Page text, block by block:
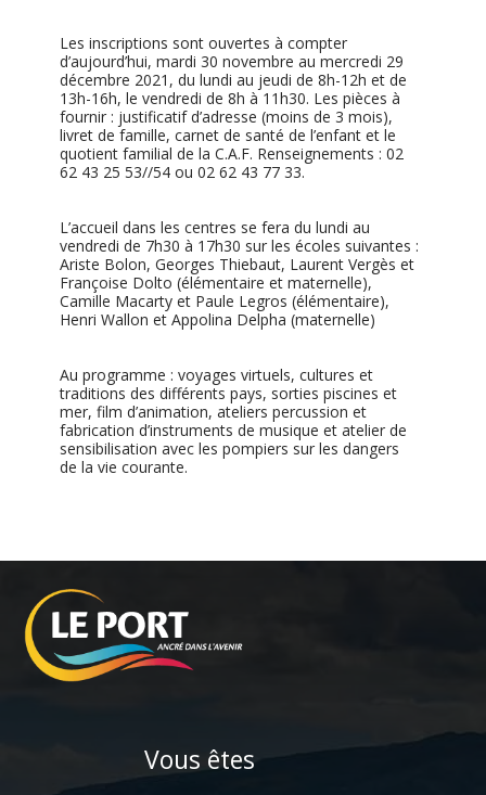
Les inscriptions sont ouvertes à compter
d’aujourd’hui, mardi 30 novembre au mercredi 29
décembre 2021, du lundi au jeudi de 8h-12h et de
13h-16h, le vendredi de 8h à 11h30. Les pièces à
fournir : justificatif d’adresse (moins de 3 mois),
livret de famille, carnet de santé de l’enfant et le
quotient familial de la C.A.F. Renseignements : 02
62 43 25 53//54 ou 02 62 43 77 33.
L’accueil dans les centres se fera du lundi au
vendredi de 7h30 à 17h30 sur les écoles suivantes :
Ariste Bolon, Georges Thiebaut, Laurent Vergès et
Françoise Dolto (élémentaire et maternelle),
Camille Macarty et Paule Legros (élémentaire),
Henri Wallon et Appolina Delpha (maternelle)
Au programme : voyages virtuels, cultures et
traditions des différents pays, sorties piscines et
mer, film d’animation, ateliers percussion et
fabrication d’instruments de musique et atelier de
sensibilisation avec les pompiers sur les dangers
de la vie courante.
Vous êtes